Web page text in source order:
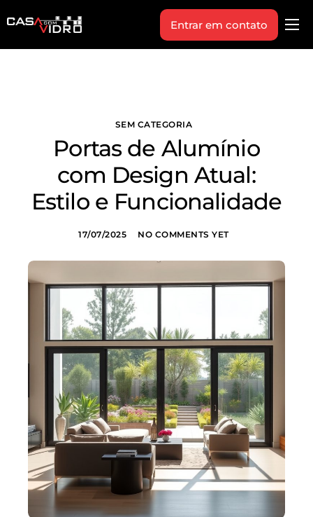
Produtos
Workshop
Sobre Nós
Entrar em contato
SEM CATEGORIA
Portas de Alumínio
com Design Atual:
Estilo e Funcionalidade
17/07/2025 NO COMMENTS YET